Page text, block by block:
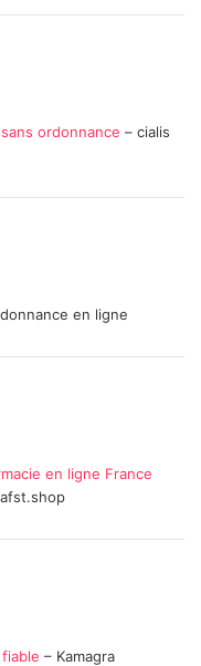
ordonnance – cialis
en ligne
en ligne France
– Kamagra